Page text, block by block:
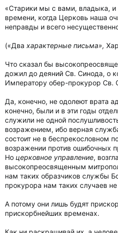
«Старики мы с вами, владыка,
времени, когда Церковь наша
неправды и всего
(«Два характерные письма»,
Что сказал бы
дожил до деяний Св. Синода, о
Императору обер-прокурор Св.
Да, конечно, не одолеют врата
конечно, были и в эти годы
служили не одной
возражением, ибо верная
состоит не в беспрекословном
возражении против ошибочных
Но церковное управление,
высокопреосвященным
нам таких образчиков службы
прокурора нам таких случаев
А потому они лишь будят
прискорбнейших временах.